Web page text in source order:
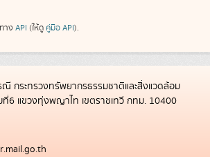
าง API (ให้ดู คู่มือ API).
กระทรวงทรัพยากรธรรมชาติและสิ่งแวดล้อม
ที่6 แขวงทุ่งพญาไท เขตราชเทวี กทม. 10400